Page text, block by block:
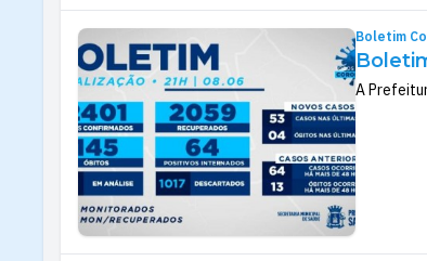
Boletim
A